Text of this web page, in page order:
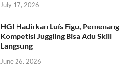
July 17, 2026
HGI Hadirkan Luís Figo, Pemenang
Kompetisi Juggling Bisa Adu Skill
Langsung
June 26, 2026